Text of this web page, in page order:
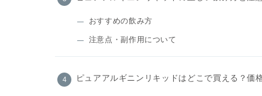
おすすめの飲み方
注意点・副作用について
ピュアアルギニンリキッドはどこで買える？価